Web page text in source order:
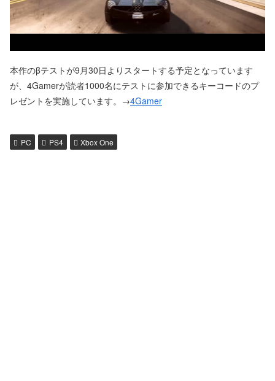
本作のβテストが9月30日よりスタートする予定となっています
が、4Gamerが読者1000名にテストに参加できるキーコードのプ
レゼントを実施しています。→4Gamer
PC PS4 Xbox One